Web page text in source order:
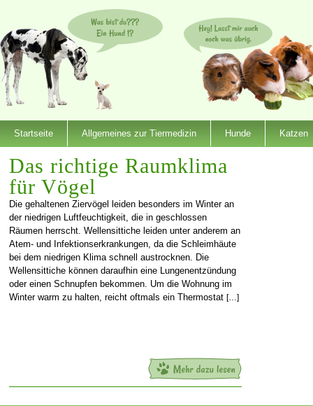
Startseite Allgemeines zur Tiermedizin Hunde Katzen
Das richtige Raumklima
für Vögel
Die gehaltenen Ziervögel leiden besonders im Winter an
der niedrigen Luftfeuchtigkeit, die in geschlossen
Räumen herrscht. Wellensittiche leiden unter anderem an
Atem- und Infektionserkrankungen, da die Schleimhäute
bei dem niedrigen Klima schnell austrocknen. Die
Wellensittiche können daraufhin eine Lungenentzündung
oder einen Schnupfen bekommen. Um die Wohnung im
Winter warm zu halten, reicht oftmals ein Thermostat […]